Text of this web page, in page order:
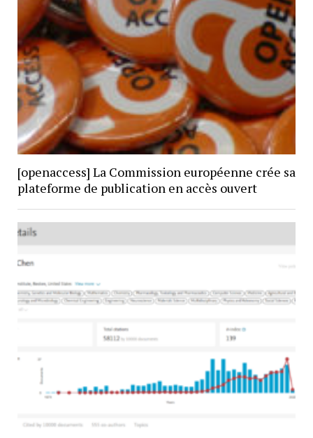
[openaccess] La Commission européenne crée sa
plateforme de publication en accès ouvert